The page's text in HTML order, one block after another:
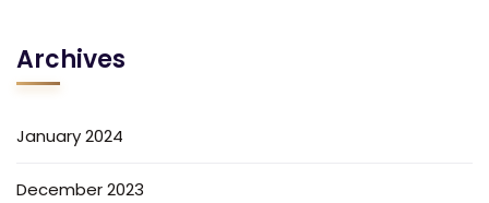
Archives
January 2024
December 2023